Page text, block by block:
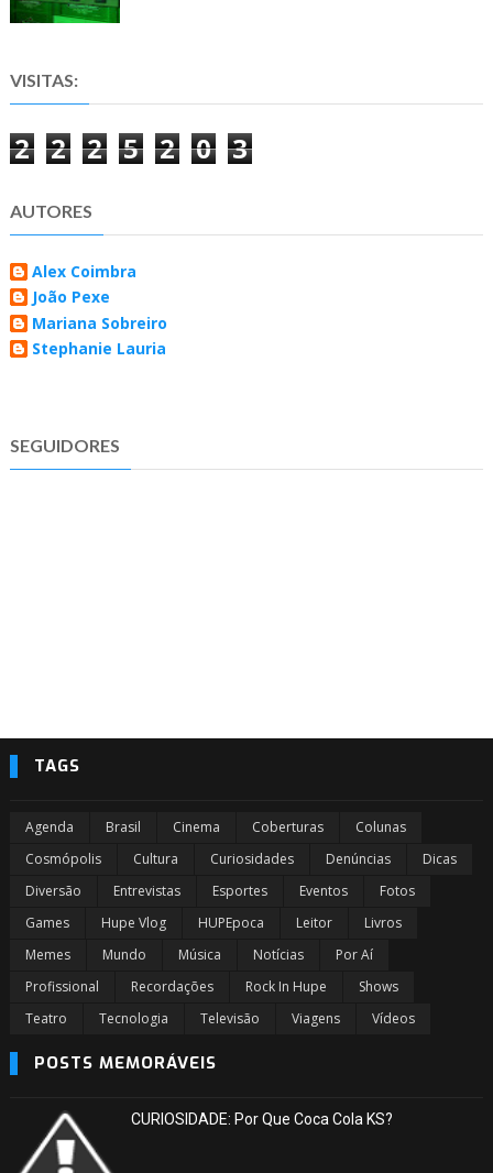
VISITAS:
2 2 2 5 2 0 3
AUTORES
Alex Coimbra
João Pexe
Mariana Sobreiro
Stephanie Lauria
SEGUIDORES
TAGS
Agenda Brasil Cinema Coberturas
Colunas
Cosmópolis
Cultura Curiosidades Denúncias
Dicas
Diversão
Entrevistas Esportes Eventos
Fotos
Games
Hupe Vlog HUPEpoca Leitor
Livros
Memes
Mundo Música Notícias
Por Aí
Profissional
Recordações Rock In Hupe
Shows
Teatro
Tecnologia Televisão Viagens Vídeos
POSTS MEMORÁVEIS
CURIOSIDADE: Por Que Coca Cola KS?